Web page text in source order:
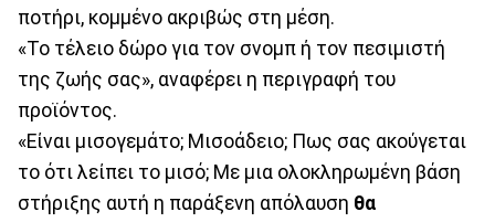
ποτήρι, κομμένο ακριβώς στη μέση.
«Το τέλειο δώρο για τον σνομπ ή τον πεσιμιστή
της ζωής σας», αναφέρει η περιγραφή του
προϊόντος.
«Είναι μισογεμάτο; Μισοάδειο; Πως σας ακούγεται
το ότι λείπει το μισό; Με μια ολοκληρωμένη βάση
στήριξης αυτή η παράξενη απόλαυση θα